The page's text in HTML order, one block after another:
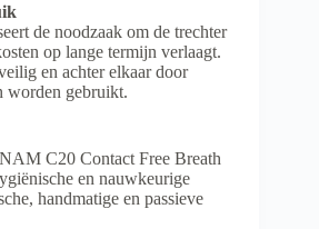
de noodzaak om de trechter
op lange termijn verlaagt.
en achter elkaar door
worden gebruikt.
C20 Contact Free Breath
en nauwkeurige
handmatige en passieve